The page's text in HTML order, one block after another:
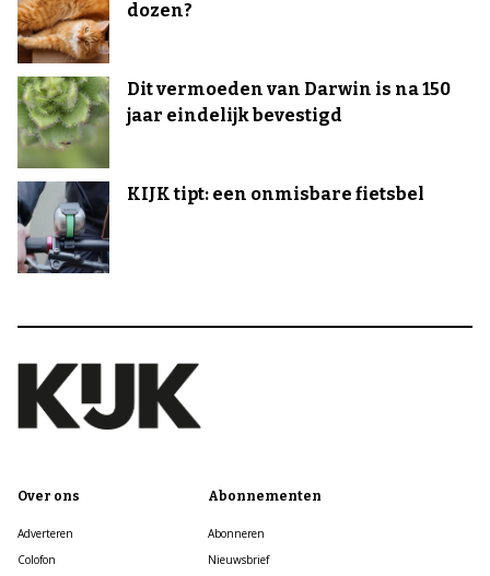
dozen?
Dit vermoeden van Darwin is na 150
jaar eindelijk bevestigd
KIJK tipt: een onmisbare fietsbel
Over ons
Adverteren
Colofon
Abonnementen
Abonneren
Nieuwsbrief